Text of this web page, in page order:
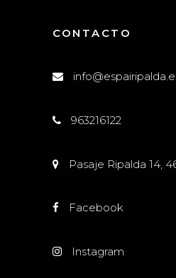
CONTACTO
963216122
Pasaje Ripalda 14,
Facebook
Instagram